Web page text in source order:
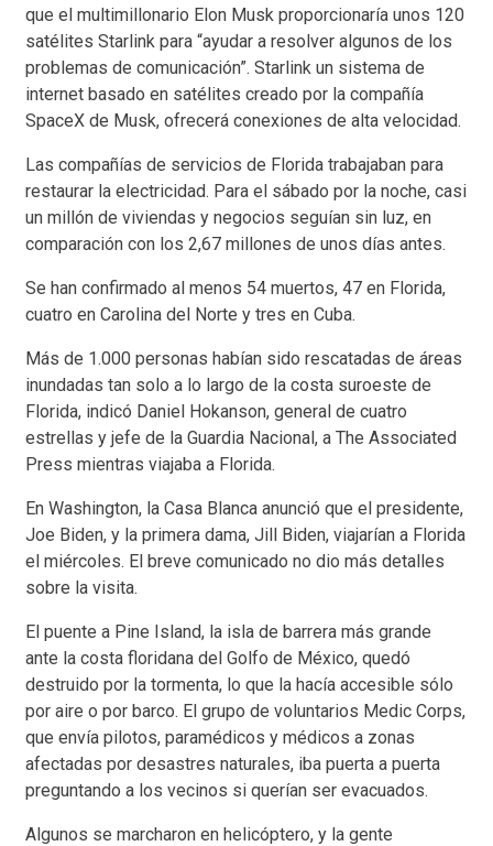
que el multimillonario Elon Musk proporcionaría unos 120
satélites Starlink para “ayudar a resolver algunos de los
problemas de comunicación”. Starlink un sistema de
internet basado en satélites creado por la compañía
SpaceX de Musk, ofrecerá conexiones de alta velocidad.
Las compañías de servicios de Florida trabajaban para
restaurar la electricidad. Para el sábado por la noche, casi
un millón de viviendas y negocios seguían sin luz, en
comparación con los 2,67 millones de unos días antes.
Se han confirmado al menos 54 muertos, 47 en Florida,
cuatro en Carolina del Norte y tres en Cuba.
Más de 1.000 personas habían sido rescatadas de áreas
inundadas tan solo a lo largo de la costa suroeste de
Florida, indicó Daniel Hokanson, general de cuatro
estrellas y jefe de la Guardia Nacional, a The Associated
Press mientras viajaba a Florida.
En Washington, la Casa Blanca anunció que el presidente,
Joe Biden, y la primera dama, Jill Biden, viajarían a Florida
el miércoles. El breve comunicado no dio más detalles
sobre la visita.
El puente a Pine Island, la isla de barrera más grande
ante la costa floridana del Golfo de México, quedó
destruido por la tormenta, lo que la hacía accesible sólo
por aire o por barco. El grupo de voluntarios Medic Corps,
que envía pilotos, paramédicos y médicos a zonas
afectadas por desastres naturales, iba puerta a puerta
preguntando a los vecinos si querían ser evacuados.
Algunos se marcharon en helicóptero, y la gente